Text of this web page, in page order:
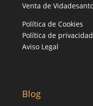
Venta de
Política de Cookies
Política de privacidad
Aviso Legal
Blog